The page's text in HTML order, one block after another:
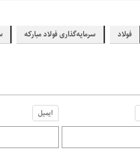
فولاد سرمایه‌گذاری فولاد مبارکه
ایمیل